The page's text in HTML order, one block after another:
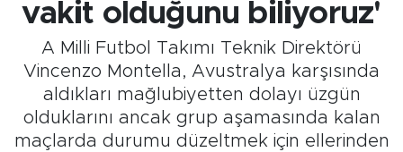
vakit olduğunu biliyoruz'
A Milli Futbol Takımı Teknik Direktörü
Vincenzo Montella, Avustralya karşısında
aldıkları mağlubiyetten dolayı üzgün
olduklarını ancak grup aşamasında kalan
maçlarda durumu düzeltmek için ellerinden
Haber Arşivi